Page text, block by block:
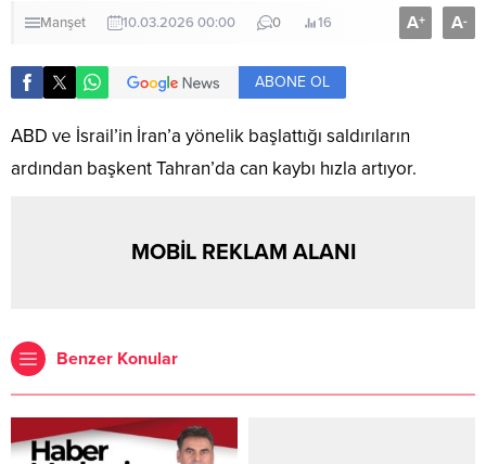
Manşet 10.03.2026 00:00 0 16 A+ A-
ABONE OL
ABD ve İsrail’in İran’a yönelik başlattığı saldırıların
ardından başkent Tahran’da can kaybı hızla artıyor.
MOBİL REKLAM ALANI
Benzer Konular